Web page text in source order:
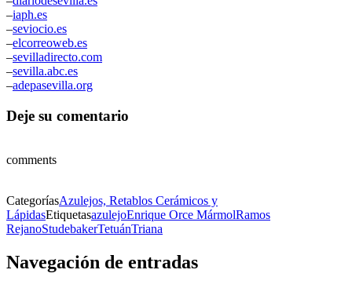
–iaph.es
–seviocio.es
–elcorreoweb.es
–sevilladirecto.com
–sevilla.abc.es
–adepasevilla.org
Deje su comentario
comments
CategoríasAzulejos, Retablos Cerámicos y
LápidasEtiquetasazulejoEnrique Orce MármolRamos
RejanoStudebakerTetuánTriana
Navegación de entradas